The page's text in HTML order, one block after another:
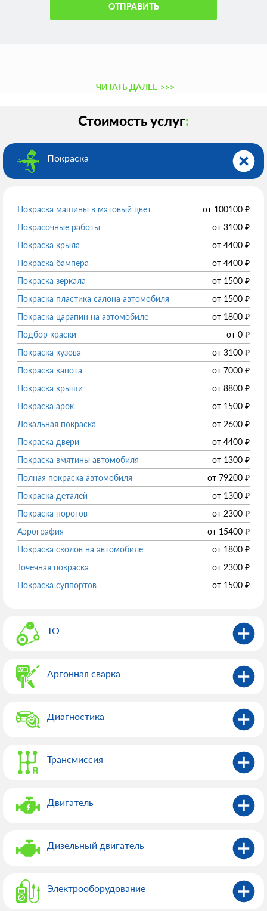
ОТПРАВИТЬ
ЧИТАТЬ ДАЛЕЕ >>>
Стоимость услуг:
Покраска
Покраска машины в матовый цвет от 100100 ₽
Покрасочные работы
от 3100 ₽
Покраска крыла
от 4400 ₽
Покраска бампера
от 4400 ₽
Покраска зеркала
от 1500 ₽
Покраска пластика салона автомобиля
от 1500 ₽
Покраска царапин на автомобиле
от 1800 ₽
Подбор краски
от 0 ₽
Покраска кузова
от 3100 ₽
Покраска капота
от 7000 ₽
Покраска крыши
от 8800 ₽
Покраска арок
от 1500 ₽
Локальная покраска
от 2600 ₽
Покраска двери
от 4400 ₽
Покраска вмятины автомобиля
от 1300 ₽
Полная покраска автомобиля
от 79200 ₽
Покраска деталей
от 1300 ₽
Покраска порогов
от 2300 ₽
Аэрография
от 15400 ₽
Покраска сколов на автомобиле
от 1800 ₽
Точечная покраска
от 2300 ₽
Покраска суппортов
от 1500 ₽
ТО
Аргонная сварка
Диагностика
Трансмиссия
Двигатель
Дизельный двигатель
Электрооборудованиe